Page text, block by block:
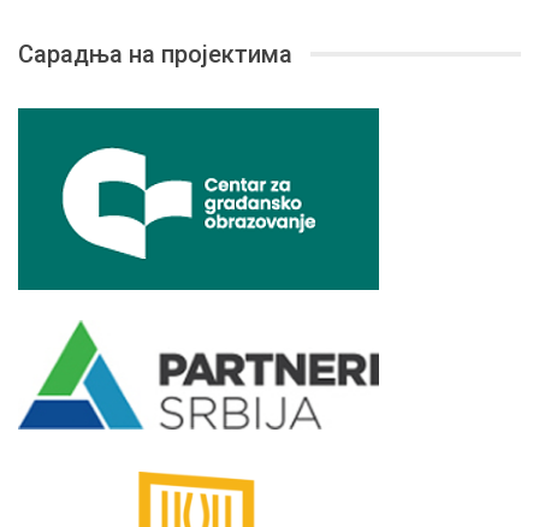
Сарадња на пројектима